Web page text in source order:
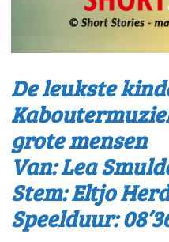
De leukste
grote mensen
Van: Lea
Stem: Eltjo
Speelduur: